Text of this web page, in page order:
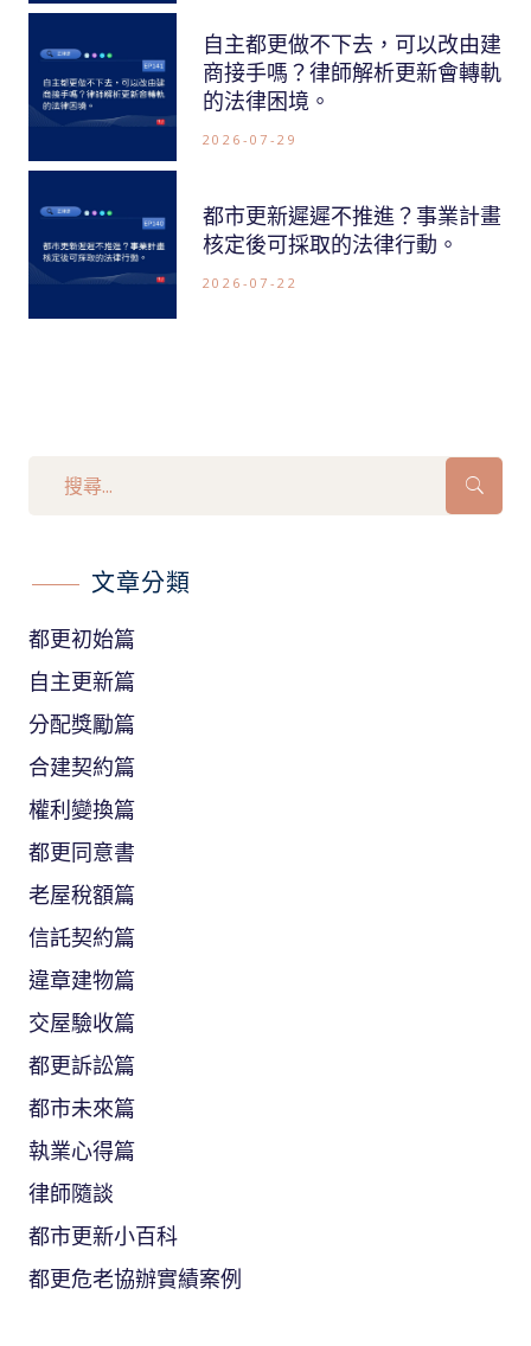
自主都更做不下去，可以改由建
商接手嗎？律師解析更新會轉軌
的法律困境。
2026-07-29
都市更新遲遲不推進？事業計畫
核定後可採取的法律行動。
2026-07-22
文章分類
都更初始篇
自主更新篇
分配獎勵篇
合建契約篇
權利變換篇
都更同意書
老屋稅額篇
信託契約篇
違章建物篇
交屋驗收篇
都更訴訟篇
都市未來篇
執業心得篇
律師隨談
都市更新小百科
都更危老協辦實績案例